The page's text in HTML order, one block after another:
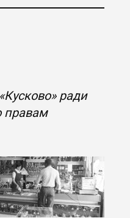
ради
правам